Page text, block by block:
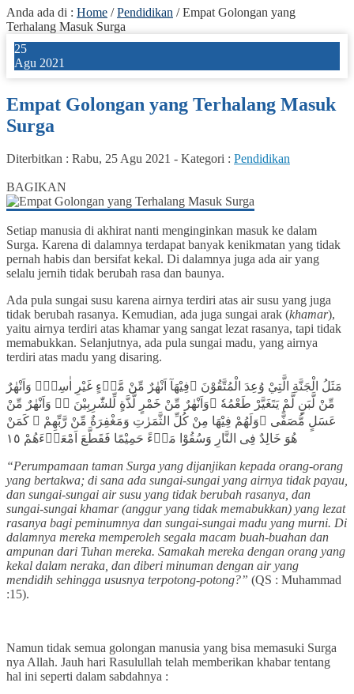
Anda ada di : Home /Pendidikan /Empat Golongan yang
Terhalang Masuk Surga
25
Agu 2021
Empat Golongan yang Terhalang Masuk
Surga
Diterbitkan : Rabu, 25 Agu 2021 - Kategori : Pendidikan
BAGIKAN
Setiap manusia di akhirat nanti menginginkan masuk ke dalam
Surga. Karena di dalamnya terdapat banyak kenikmatan yang tidak
pernah habis dan bersifat kekal. Di dalamnya juga ada air yang
selalu jernih tidak berubah rasa dan baunya.
Ada pula sungai susu karena airnya terdiri atas air susu yang juga
tidak berubah rasanya. Kemudian, ada juga sungai arak (khamar),
yaitu airnya terdiri atas khamar yang sangat lezat rasanya, tapi tidak
memabukkan. Selanjutnya, ada pula sungai madu, yang airnya
terdiri atas madu yang disaring.
مَثَلُ الْجَنَّةِ الَّتِيْ وُعِدَ الْمُتَّقُوْنَ ۗفِيْهَآ اَنْهٰرٌ مِّنْ مَّاۤءٍ غَيْرِ اٰسِنٍۚ وَاَنْهٰرٌ
مِّنْ لَّبَنٍ لَّمْ يَتَغَيَّرْ طَعْمُهٗ ۚوَاَنْهٰرٌ مِّنْ خَمْرٍ لَّذَّةٍ لِّلشّٰرِبِيْنَ ەۚ وَاَنْهٰرٌ مِّنْ
عَسَلٍ مُّصَفًّى ۗوَلَهُمْ فِيْهَا مِنْ كُلِّ الثَّمَرٰتِ وَمَغْفِرَةٌ مِّنْ رَّبِّهِمْ ۗ كَمَنْ
هُوَ خَالِدٌ فِى النَّارِ وَسُقُوْا مَاۤءً حَمِيْمًا فَقَطَّعَ اَمْعَاۤءَهُمْ ١٥
“Perumpamaan taman Surga yang dijanjikan kepada orang-orang
yang bertakwa; di sana ada sungai-sungai yang airnya tidak payau,
dan sungai-sungai air susu yang tidak berubah rasanya, dan
sungai-sungai khamar (anggur yang tidak memabukkan) yang lezat
rasanya bagi peminumnya dan sungai-sungai madu yang murni. Di
dalamnya mereka memperoleh segala macam buah-buahan dan
ampunan dari Tuhan mereka. Samakah mereka dengan orang yang
kekal dalam neraka, dan diberi minuman dengan air yang
mendidih sehingga ususnya terpotong-potong?” (QS : Muhammad
:15).
Namun tidak semua golongan manusia yang bisa memasuki Surga
nya Allah. Jauh hari Rasulullah telah memberikan khabar tentang
hal ini seperti dalam sabdahnya :